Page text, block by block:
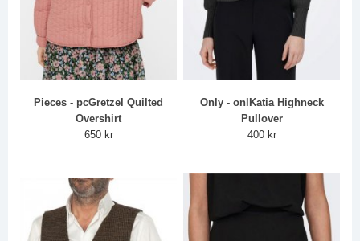
Pieces - pcGretzel Quilted
Overshirt
650 kr
Only - onlKatia Highneck
Pullover
400 kr